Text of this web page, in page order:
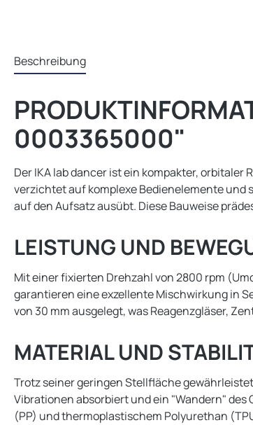
Beschreibung
0003365000"
Der IKA lab dancer ist ein kompakter,
verzichtet auf komplexe Bedienelemente
auf den Aufsatz ausübt. Diese Bauweise
LEISTUNG UND
Mit einer fixierten Drehzahl von 2800 rpm
garantieren eine exzellente Mischwirkung in
von 30 mm ausgelegt, was Reagenzgläser,
MATERIAL UND
Trotz seiner geringen Stellfläche
Vibrationen absorbiert und ein "Wandern"
(PP) und thermoplastischem Polyurethan